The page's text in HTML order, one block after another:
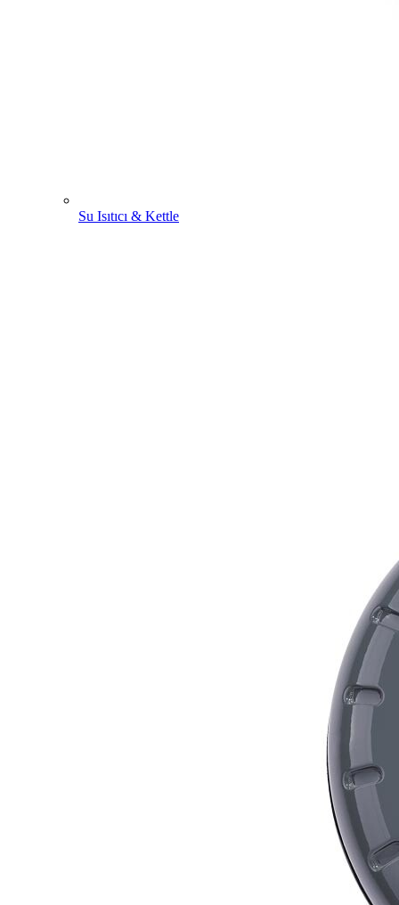
Su Isıtıcı & Kettle